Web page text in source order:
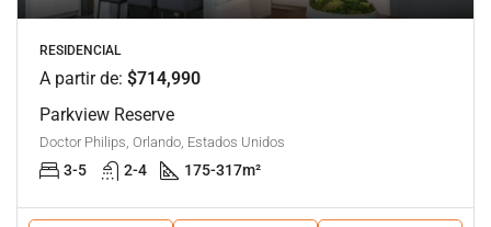
RESIDENCIAL
A partir de: $714,990
Parkview Reserve
Doctor Philips, Orlando, Estados Unidos
3-5 2-4 175-317m²